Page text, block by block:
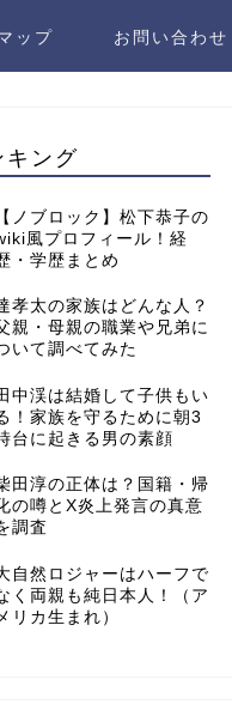
ップ お問い合わせ
キング
【ノブロック】松下恭子の
風プロフィール！経
・学歴まとめ
孝太の家族はどんな人？
親・母親の職業や兄弟に
いて調べてみた
中渓は結婚して子供もい
！家族を守るために朝3
台に起きる男の素顔
田淳の正体は？国籍・帰
の噂とX炎上発言の真意
調査
自然ロジャーはハーフで
く両親も純日本人！（ア
メリカ生まれ）